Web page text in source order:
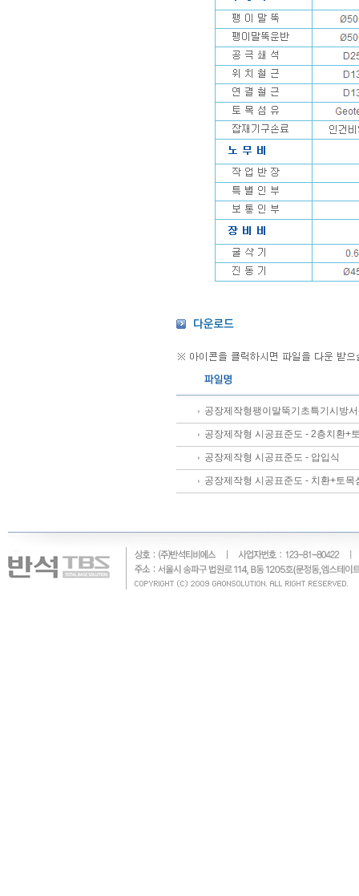
공장제작형팽이말뚝기초특기시방
공장제작형 시공표준도 - 2층치환+
공장제작형 시공표준도 - 압입식
공장제작형 시공표준도 - 치환+토목